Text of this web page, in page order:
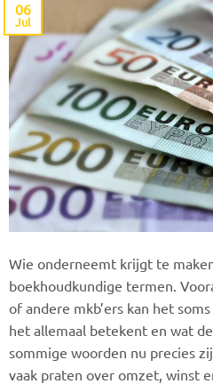
06
Jul
Wie onderneemt krijgt te
boekhoudkundige termen.
of andere mkb’ers kan het
het allemaal betekent en wat
sommige woorden nu precies
vaak praten over omzet, winst